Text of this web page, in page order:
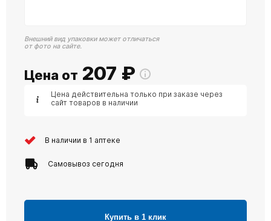
Внешний вид упаковки может отличаться
от фото на сайте.
Цена от 207 ₽
Цена действительна только при заказе через
сайт товаров в наличии
В наличии в 1 аптеке
Самовывоз сегодня
Купить в 1 клик